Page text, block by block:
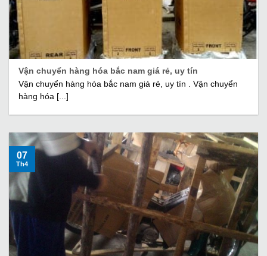
Vận chuyển hàng hóa bắc nam giá rẻ, uy tín
Vận chuyển hàng hóa bắc nam giá rẻ, uy tín . Vận chuyển
hàng hóa [...]
07
Th4